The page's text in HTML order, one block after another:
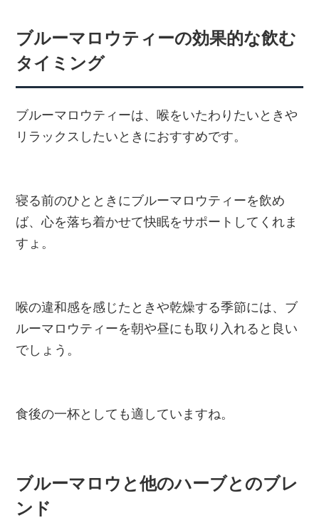
ブルーマロウティーの効果的な飲む
タイミング
ブルーマロウティーは、喉をいたわりたいときや
リラックスしたいときにおすすめです。
寝る前のひとときにブルーマロウティーを飲め
ば、心を落ち着かせて快眠をサポートしてくれま
すょ。
喉の違和感を感じたときや乾燥する季節には、ブ
ルーマロウティーを朝や昼にも取り入れると良い
でしょう。
食後の一杯としても適していますね。
ブルーマロウと他のハーブとのブレ
ンド